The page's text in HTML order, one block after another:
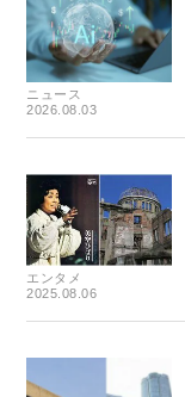
ニュース
2026.08.03
エンタメ
2025.08.06